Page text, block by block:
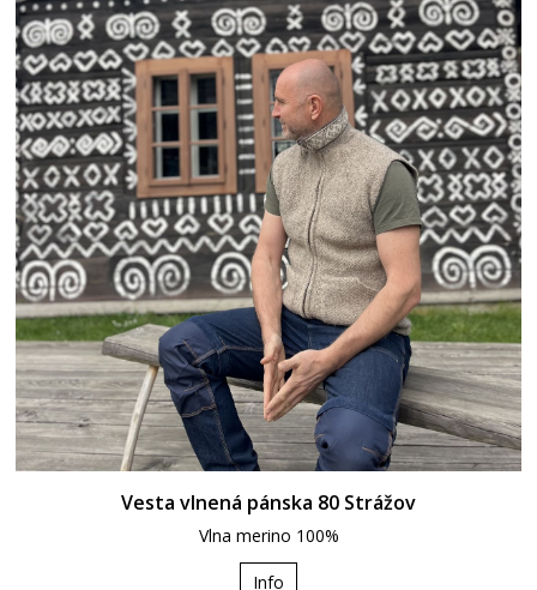
Vesta vlnená pánska 80 Strážov
Vlna merino 100%
Info